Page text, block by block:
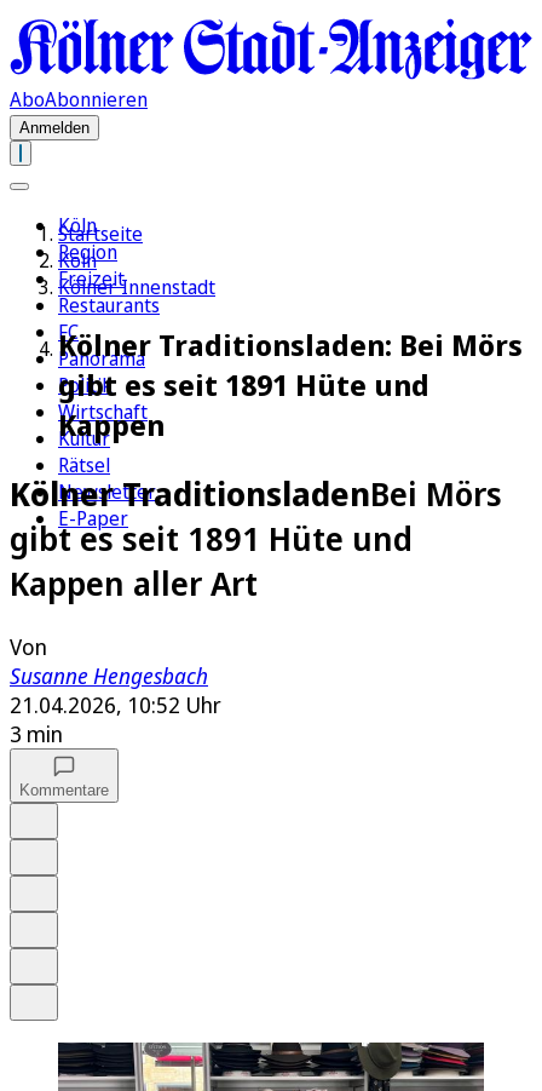
AboAbonnieren
Anmelden
Köln
Region
Freizeit
Restaurants
FC
Panorama
Politik
Wirtschaft
Kultur
Rätsel
Newsletter
E-Paper
Startseite
Köln
Kölner Innenstadt
Kölner Traditionsladen: Bei Mörs
gibt es seit 1891 Hüte und
Kappen
Kölner TraditionsladenBei Mörs
gibt es seit 1891 Hüte und
Kappen aller Art
Von
Susanne Hengesbach
21.04.2026, 10:52 Uhr
3 min
Kommentare